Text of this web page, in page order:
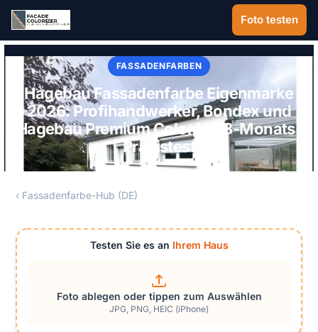
Zum Hauptinhalt springen
Foto testen
FASSADENFARBEN
Hagebau Fassadenfarbe Eigenmarke
2026: Profihandwerker, Bondex und
Hagebau Premium Color im 18-Monats-
Praxistest
‹ Fassadenfarbe-Hub (DE)
Testen Sie es an Ihrem Haus
Foto ablegen oder tippen zum Auswählen
JPG, PNG, HEIC (iPhone)